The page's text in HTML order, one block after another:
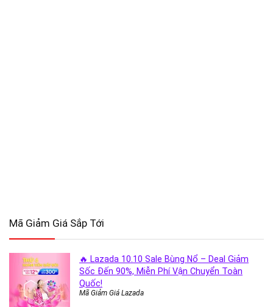
Mã Giảm Giá Sắp Tới
🔥 Lazada 10.10 Sale Bùng Nổ – Deal Giảm
Sốc Đến 90%, Miễn Phí Vận Chuyển Toàn
Quốc!
Mã Giảm Giá Lazada